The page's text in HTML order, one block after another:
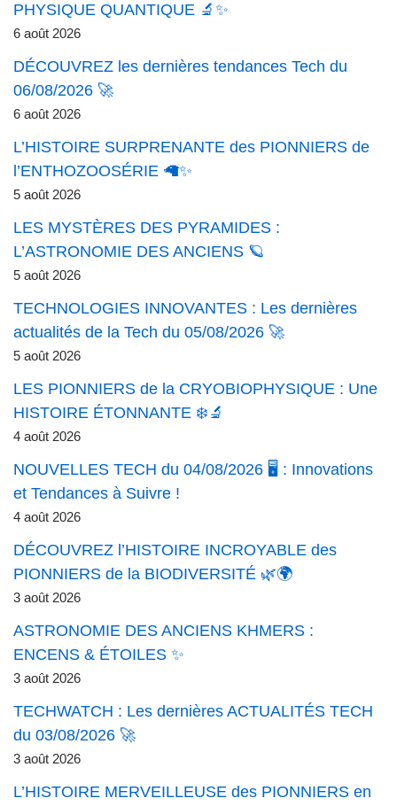
PHYSIQUE QUANTIQUE 🔬✨
6 août 2026
DÉCOUVREZ les dernières tendances Tech du
06/08/2026 🚀
6 août 2026
L’HISTOIRE SURPRENANTE des PIONNIERS de
l’ENTHOZOOSÉRIE 🦙✨
5 août 2026
LES MYSTÈRES DES PYRAMIDES :
L’ASTRONOMIE DES ANCIENS 🪐
5 août 2026
TECHNOLOGIES INNOVANTES : Les dernières
actualités de la Tech du 05/08/2026 🚀
5 août 2026
LES PIONNIERS de la CRYOBIOPHYSIQUE : Une
HISTOIRE ÉTONNANTE ❄️🔬
4 août 2026
NOUVELLES TECH du 04/08/2026 🖥️ : Innovations
et Tendances à Suivre !
4 août 2026
DÉCOUVREZ l’HISTOIRE INCROYABLE des
PIONNIERS de la BIODIVERSITÉ 🌿🌍
3 août 2026
ASTRONOMIE DES ANCIENS KHMERS :
ENCENS & ÉTOILES ✨
3 août 2026
TECHWATCH : Les dernières ACTUALITÉS TECH
du 03/08/2026 🚀
3 août 2026
L’HISTOIRE MERVEILLEUSE des PIONNIERS en